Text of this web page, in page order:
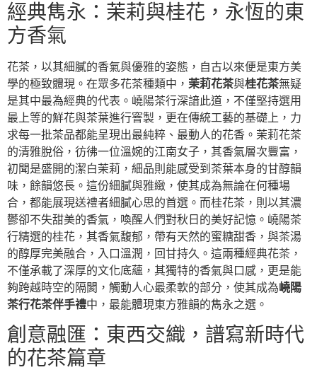
經典雋永：茉莉與桂花，永恆的東
方香氣
花茶，以其細膩的香氣與優雅的姿態，自古以來便是東方美
學的極致體現。在眾多花茶種類中， 茉莉花茶與桂花茶無疑
是其中最為經典的代表。嶢陽茶行深諳此道，不僅堅持選用
最上等的鮮花與茶葉進行窨製，更在傳統工藝的基礎上，力
求每一批茶品都能呈現出最純粹、最動人的花香。茉莉花茶
的清雅脫俗，彷彿一位溫婉的江南女子，其香氣層次豐富，
初聞是盛開的潔白茉莉，細品則能感受到茶葉本身的甘醇韻
味，餘韻悠長。這份細膩與雅緻，使其成為無論在何種場
合，都能展現送禮者細膩心思的首選。而桂花茶，則以其濃
鬱卻不失甜美的香氣，喚醒人們對秋日的美好記憶。嶢陽茶
行精選的桂花，其香氣馥郁，帶有天然的蜜糖甜香，與茶湯
的醇厚完美融合，入口溫潤，回甘持久。這兩種經典花茶，
不僅承載了深厚的文化底蘊，其獨特的香氣與口感，更是能
夠跨越時空的隔閡，觸動人心最柔軟的部分，使其成為嶢陽
茶行花茶伴手禮中，最能體現東方雅韻的雋永之選。
創意融匯：東西交織，譜寫新時代
的花茶篇章